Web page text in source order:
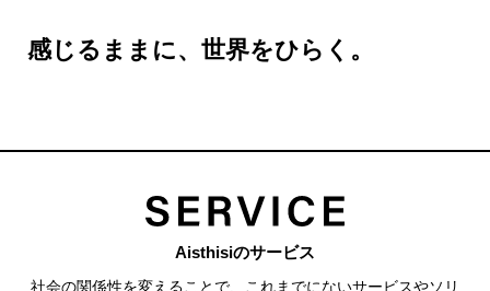
感じるままに、世界をひらく。
Aisthisiのサービス
社会の関係性を変えることで、 これまでにないサービスやソリ